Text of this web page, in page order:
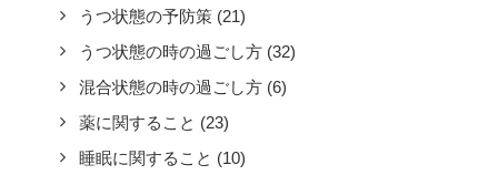
うつ状態の予防策 (21)
うつ状態の時の過ごし方 (32)
混合状態の時の過ごし方 (6)
薬に関すること (23)
睡眠に関すること (10)